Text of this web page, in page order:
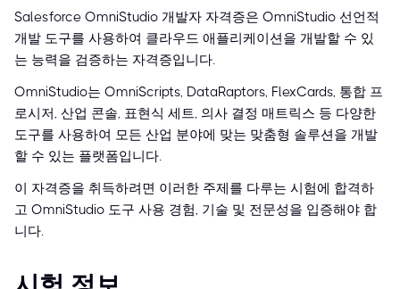
Salesforce OmniStudio 개발자 자격증은 OmniStudio 선언적
개발 도구를 사용하여 클라우드 애플리케이션을 개발할 수 있
는 능력을 검증하는 자격증입니다.
OmniStudio는 OmniScripts, DataRaptors, FlexCards, 통합 프
로시저, 산업 콘솔, 표현식 세트, 의사 결정 매트릭스 등 다양한
도구를 사용하여 모든 산업 분야에 맞는 맞춤형 솔루션을 개발
할 수 있는 플랫폼입니다.
이 자격증을 취득하려면 이러한 주제를 다루는 시험에 합격하
고 OmniStudio 도구 사용 경험, 기술 및 전문성을 입증해야 합
니다.